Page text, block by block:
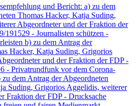
und Bericht: a) zu dem
Thomas Hacker, Katja Suding,
Abgeordneter und der Fraktion der
191529 - Journalisten schützen -
b) zu dem Antrag der
Hacker, Katja Suding, Grigorios
und der Fraktion der FDP -
- Privatrundfunk vor dem Corona-
dem Antrag der Abgeordneten
Suding, Grigorios Aggelidis, weiterer
Fraktion der FDP - Drucksache